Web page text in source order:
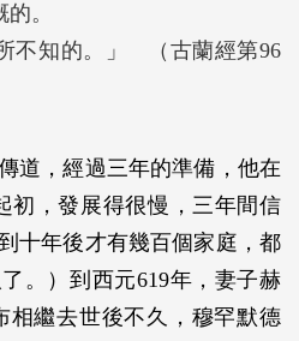
的。
不知的。」 （古蘭經第96
道，經過三年的準備，他在
初，發展得很慢，三年間信
十年後才有幾百個家庭，都
。）到西元619年，妻子赫
相繼去世後不久，穆罕默德